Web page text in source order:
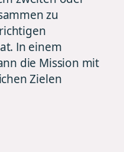
zu
In einem
die Mission mit
Zielen